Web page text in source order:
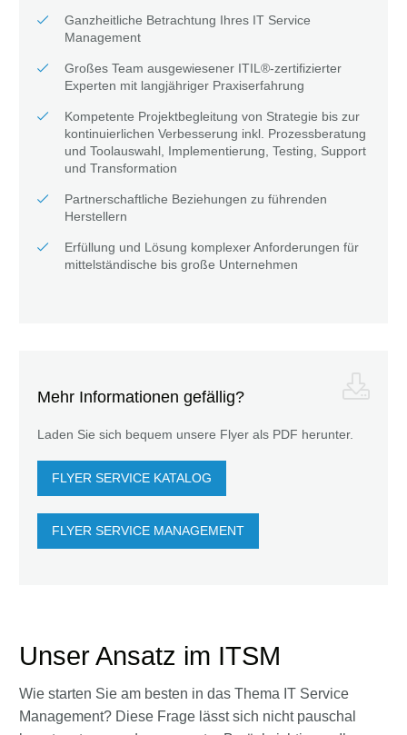
Ganzheitliche Betrachtung Ihres IT Service
Management
Großes Team ausgewiesener ITIL®-zertifizierter
Experten mit langjähriger Praxiserfahrung
Kompetente Projektbegleitung von Strategie bis zur
kontinuierlichen Verbesserung inkl. Prozessberatung
und Toolauswahl, Implementierung, Testing, Support
und Transformation
Partnerschaftliche Beziehungen zu führenden
Herstellern
Erfüllung und Lösung komplexer Anforderungen für
mittelständische bis große Unternehmen
Mehr Informationen gefällig?
Laden Sie sich bequem unsere Flyer als PDF herunter.
FLYER SERVICE KATALOG
FLYER SERVICE MANAGEMENT
Unser Ansatz im ITSM
Wie starten Sie am besten in das Thema IT Service
Management? Diese Frage lässt sich nicht pauschal